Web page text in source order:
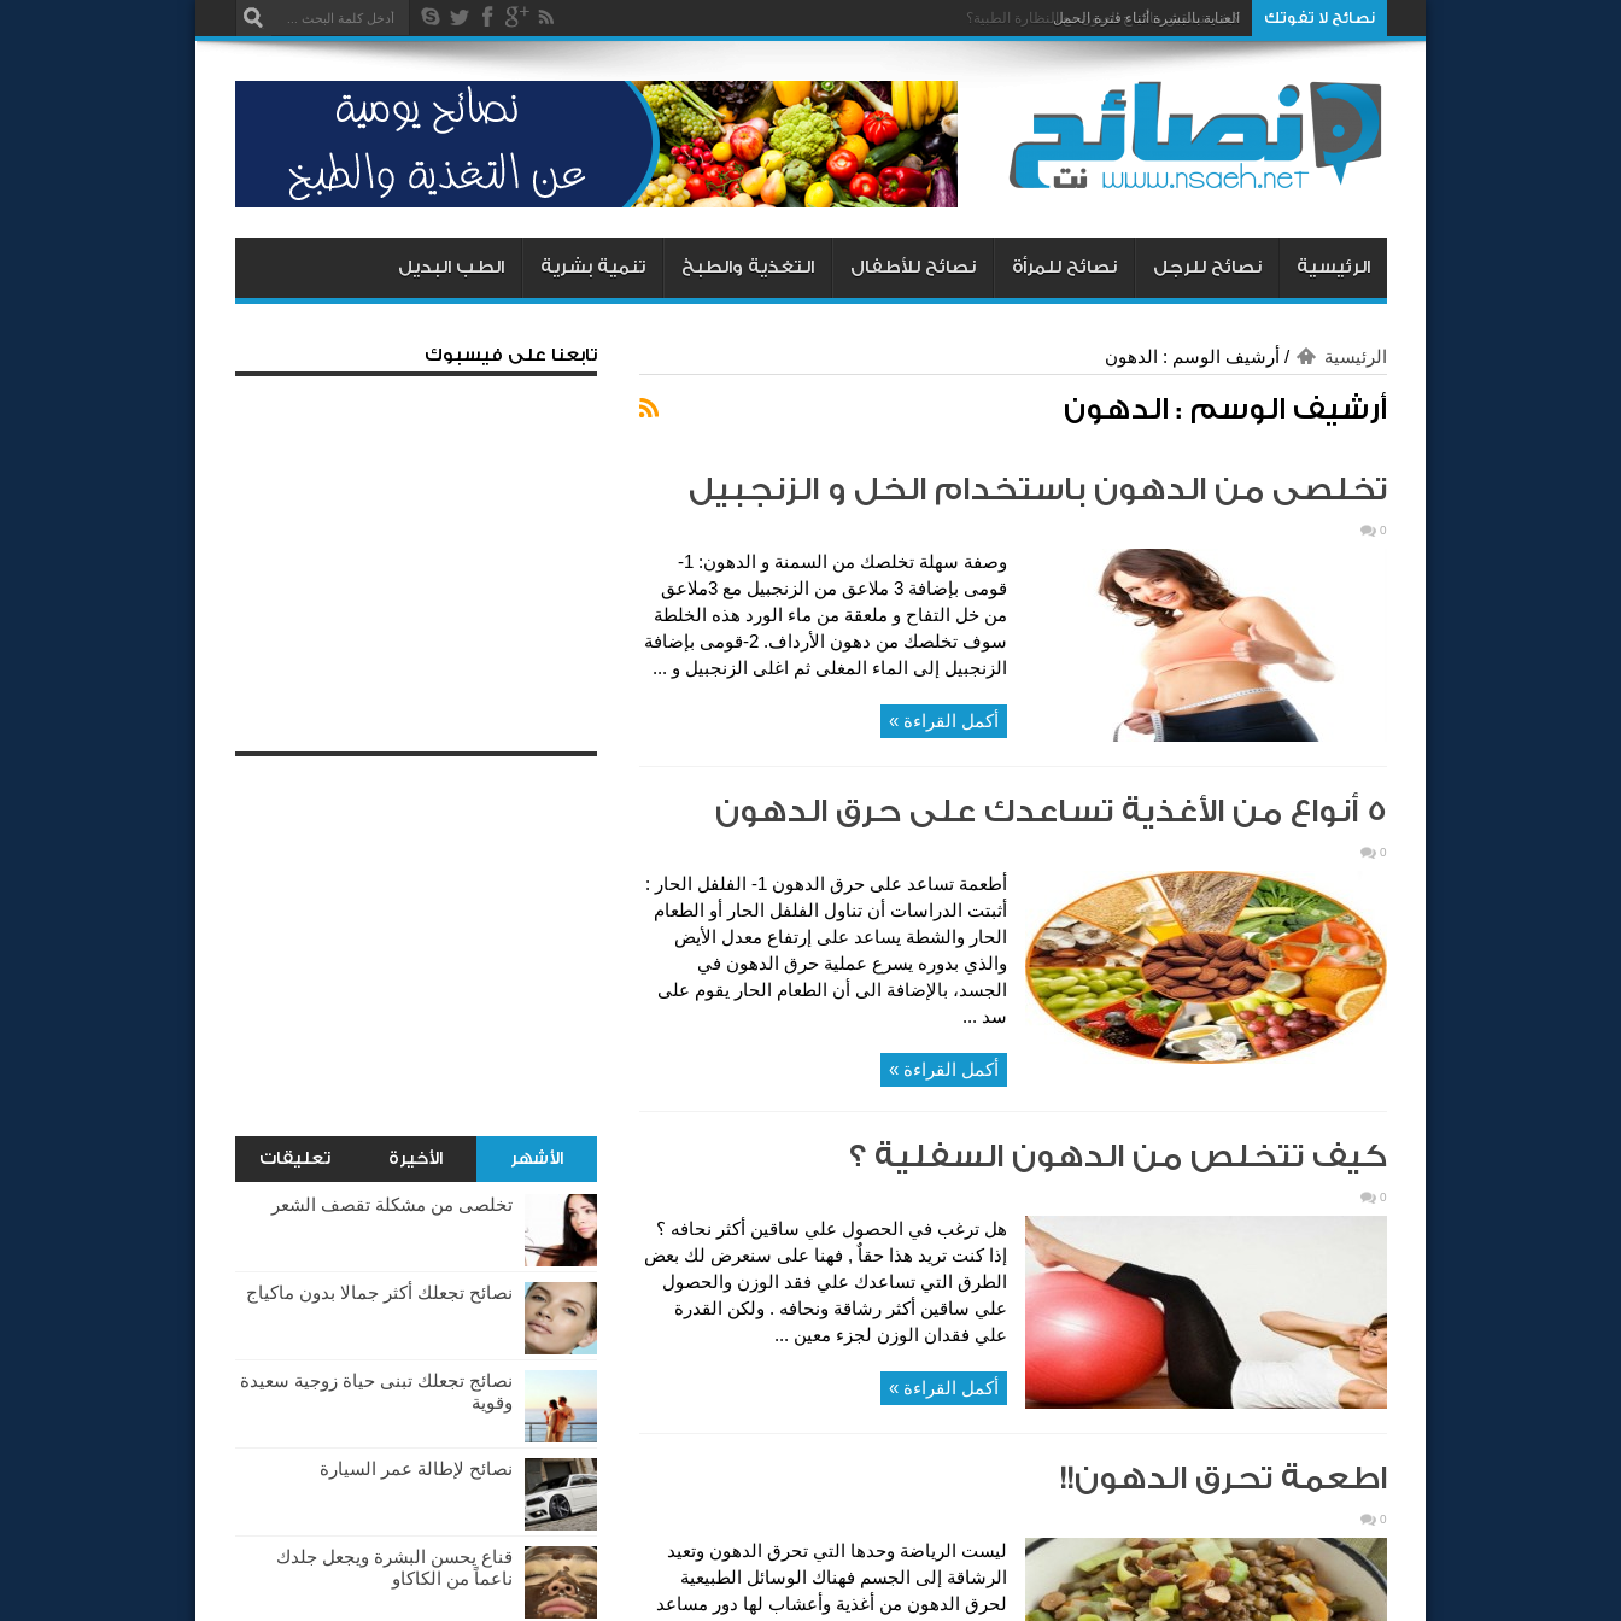
نصائح لا تفوتك العناية بالبشرة أثناء فترة الحمل
الرئيسية نصائح للرجل نصائح للمرأة نصائح للأطفال التغذية والطبخ تنمية بشرية الطب البديل
الرئيسية / أرشيف الوسم : الدهون
أرشيف الوسم : الدهون
تخلصى من الدهون باستخدام الخل و الزنجبيل
0
وصفة سهلة تخلصك من السمنة و الدهون: 1-
قومى بإضافة 3 ملاعق من الزنجبيل مع 3ملاعق
من خل التفاح و ملعقة من ماء الورد هذه الخلطة
سوف تخلصك من دهون الأرداف. 2-قومى بإضافة
الزنجبيل إلى الماء المغلى ثم اغلى الزنجبيل و ...
أكمل القراءة »
5 أنواع من الأغذية تساعدك على حرق الدهون
0
أطعمة تساعد على حرق الدهون 1- الفلفل الحار :
أثبتت الدراسات أن تناول الفلفل الحار أو الطعام
الحار والشطة يساعد على إرتفاع معدل الأيض
والذي بدوره يسرع عملية حرق الدهون في
الجسد، بالإضافة الى أن الطعام الحار يقوم على
سد ...
أكمل القراءة »
كيف تتخلص من الدهون السفلية ؟
0
هل ترغب في الحصول علي ساقين أكثر نحافه ؟
إذا كنت تريد هذا حقاٌ , فهنا على سنعرض لك بعض
الطرق التي تساعدك علي فقد الوزن والحصول
علي ساقين أكثر رشاقة ونحافه . ولكن القدرة
علي فقدان الوزن لجزء معين ...
أكمل القراءة »
اطعمة تحرق الدهون!!
0
ليست الرياضة وحدها التي تحرق الدهون وتعيد
الرشاقة إلى الجسم فهناك الوسائل الطبيعية
لحرق الدهون من أغذية وأعشاب لها دور مساعد
تابعنا على فيسبوك
الأشهر الأخيرة تعليقات
تخلصى من مشكلة تقصف الشعر
نصائح تجعلك أكثر جمالا بدون ماكياج
نصائج تجعلك تبنى حياة زوجية سعيدة
وقوية
نصائح لإطالة عمر السيارة
قناع يحسن البشرة ويجعل جلدك
ناعماً من الكاكاو